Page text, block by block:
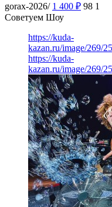
gorax-2026/ 1 400 ₽ 98 1
Советуем Шоу
https://kuda-
kazan.ru/image/269/
https://kuda-
kazan.ru/image/269/